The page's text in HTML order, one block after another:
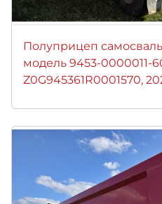
Полуприцеп
модель 9453-0000011-
Z0G945361R0001570,